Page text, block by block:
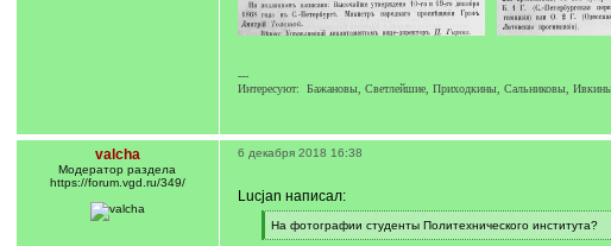
---
Интересуют: Бажановы, Светлейшие, Приходкины, Сальниковы,
valcha
Модератор раздела
https://forum.vgd.ru/349/
6 декабря 2018 16:38
Lucjan написал:
[
q
На фотографии студенты Политехнического института?
[